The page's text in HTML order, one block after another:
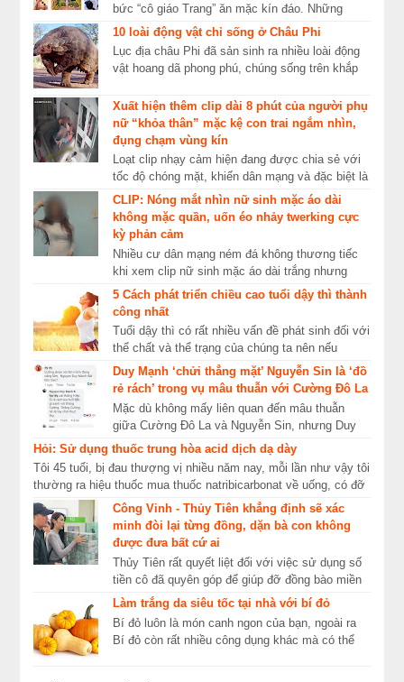
bức “cô giáo Trang” ăn mặc kín đáo. Những
ngày qua, mạng xã hội xôn xao về cái tên “cô
10 loài động vật chỉ sống ở Châu Phi
Lục địa châu Phi đã sản sinh ra nhiều loài động
vật hoang dã phong phú, chúng sống trên khắp
rừn...
Xuất hiện thêm clip dài 8 phút của người phụ
nữ “khỏa thân” mặc kệ con trai ngắm nhìn,
đụng chạm vùng kín
Loạt clip nhạy cảm hiện đang được chia sẻ với
tốc độ chóng mặt, khiến dân mạng và đặc biệt là
các bậc phụ huynh sốc nặng. Những ngày gần
...
CLIP: Nóng mắt nhìn nữ sinh mặc áo dài
không mặc quần, uốn éo nhảy twerking cực
kỳ phản cảm
Nhiều cư dân mạng ném đá không thương tiếc
khi xem clip nữ sinh mặc áo dài trắng nhưng
không chịu mặc quần, uốn éo nhảy điệu twerking
vô cù...
5 Cách phát triển chiều cao tuổi dậy thì thành
công nhất
Tuổi dậy thì có rất nhiều vấn đề phát sinh đối với
thể chất và thể trạng của chúng ta nên nếu
chúng ta có sự đầu tư cho giai đoạn mang tính
...
Duy Mạnh ‘chửi thẳng mặt’ Nguyễn Sin là ‘đồ
rẻ rách’ trong vụ mâu thuẫn với Cường Đô La
Mặc dù không mấy liên quan đến mâu thuẫn
giữa Cường Đô La và Nguyễn Sin, nhưng Duy
Mạnh lại khá gay gắt khi nhắc đến sự việc. Vừa
Hỏi: Sử dụng thuốc trung hòa acid dịch dạ dày
Tôi 45 tuổi, bị đau thượng vị nhiều năm nay, mỗi lần như vậy tôi
thường ra hiệu thuốc mua thuốc natribicarbonat về uống, có đỡ
đau lúc dùng ...Công Vinh - Thủy Tiên khẳng định sẽ xác
minh đòi lại từng đồng, dặn bà con không
được đưa bất cứ ai
Thủy Tiên rất quyết liệt đối với việc sử dụng số
tiền cô đã quyên góp để giúp đỡ đồng bào miền
Trung đang gặp khó khăn. Thủy Tiên khẳng
Làm trắng da siêu tốc tại nhà với bí đỏ
Bí đỏ luôn là món canh ngon của bạn, ngoài ra
Bí đỏ còn rất nhiều công dụng khác mà có thể